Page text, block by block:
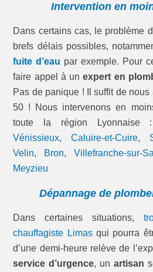
Intervention en
Dans certains cas, le problème
brefs délais possibles,
fuite d’eau par exemple. Pour
faire appel à unexpert en
Pas de panique ! Il suffit de
50 ! Nous intervenons en
toute la région Lyonnaise
Vénissieux,Caluire-et-Cuire,
Velin, Bron, Villefranche-sur-
Meyzieu
Dépannage de
Dans certaines situations,
chauffagiste Limasqui pourra
d’une demi-heure relève de
service d’urgence, unartisan